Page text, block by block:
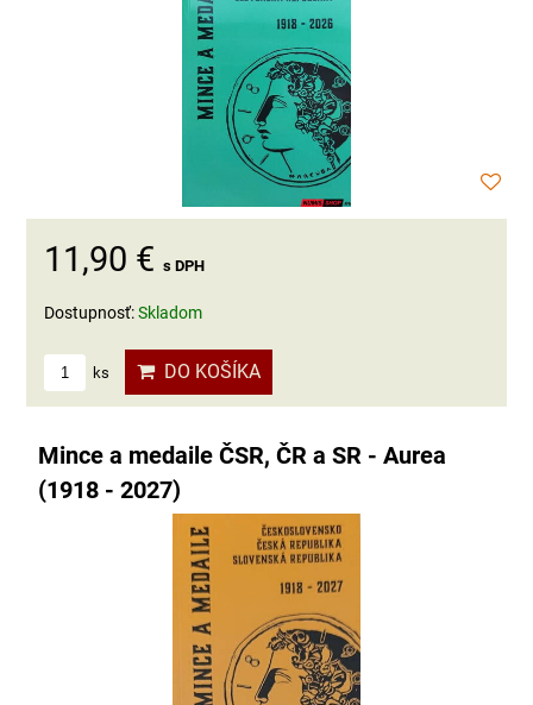
11,90 € s DPH
Dostupnosť:Skladom
ks DO KOŠÍKA
Mince a medaile ČSR, ČR a SR - Aurea
(1918 - 2027)